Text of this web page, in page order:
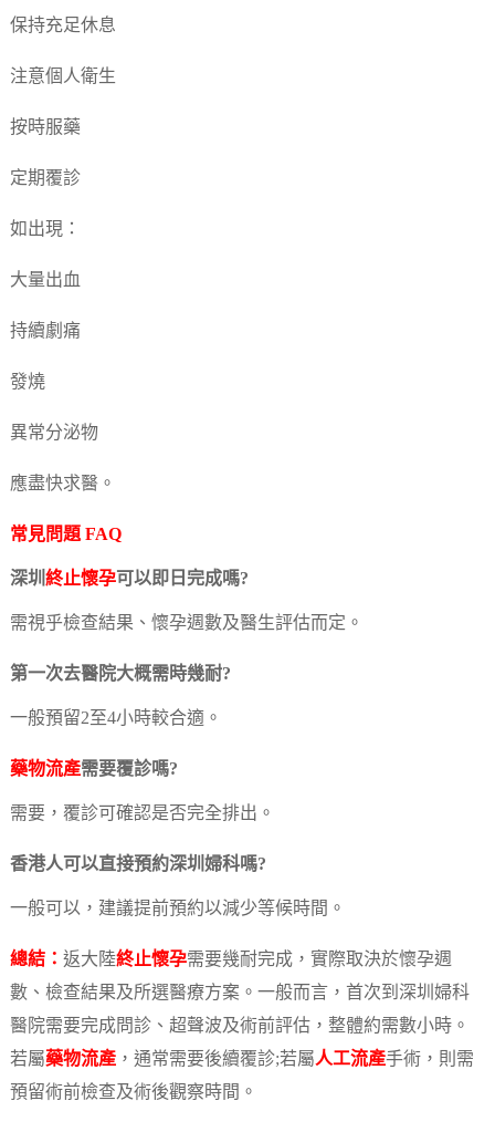
保持充足休息
注意個人衛生
按時服藥
定期覆診
如出現：
大量出血
持續劇痛
發燒
異常分泌物
應盡快求醫。
常見問題 FAQ
深圳 終止懷孕可以即日完成嗎?
需視乎檢查結果、懷孕週數及醫生評估而定。
第一次去醫院大概需時幾耐?
一般預留2至4小時較合適。
藥物流產需要覆診嗎?
需要，覆診可確認是否完全排出。
香港人可以直接預約深圳婦科嗎?
一般可以，建議提前預約以減少等候時間。
總結： 返大陸終止懷孕需要幾耐完成，實際取決於懷孕週
數、檢查結果及所選醫療方案。一般而言，首次到深圳婦科
醫院需要完成問診、超聲波及術前評估，整體約需數小時。
若屬藥物流產，通常需要後續覆診;若屬人工流產手術，則需
預留術前檢查及術後觀察時間。